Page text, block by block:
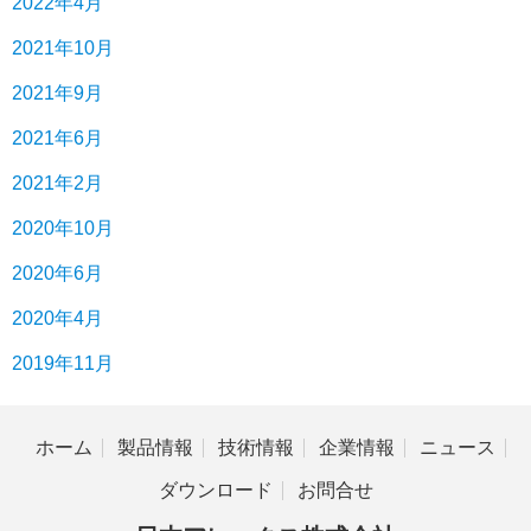
2021年10月
2021年9月
2021年6月
2021年2月
2020年10月
2020年6月
2020年4月
2019年11月
ホーム 製品情報 技術情報 企業情報 ニュース
ダウンロード お問合せ